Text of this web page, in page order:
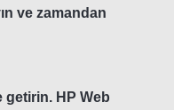
ve zamandan
getirin. HP Web